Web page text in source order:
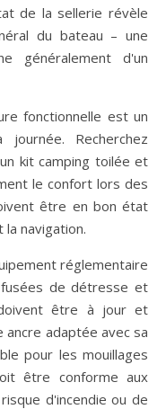
de la sellerie révèle
du bateau – une
généralement d'un
fonctionnelle est un
Recherchez
kit camping toilée et
le confort lors des
être en bon état
navigation.
réglementaire
de détresse et
être à jour et
ancre adaptée avec sa
pour les mouillages
être conforme aux
d'incendie ou de